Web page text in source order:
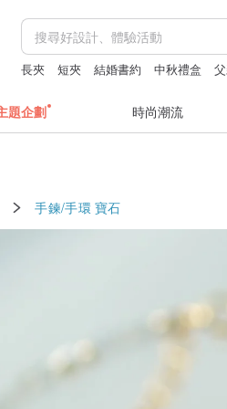
長夾 短夾 結婚書約 中秋禮盒
題企劃 時尚潮流
手鍊/手環 寶石